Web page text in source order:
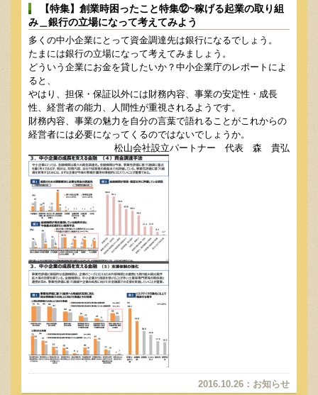
【特集】創業時困ったこと特集⑫~稼げる起業の取り組
み＿銀行の立場になって考えてみよう
多くの中小企業にとって資金調達先は銀行になるでしょう。
たまには銀行の立場になって考えてみましょう。
どういう企業にお金を貸したいか？中小企業庁のレポートによ
ると、
やはり、担保・保証以外には財務内容、事業の安定性・成長
性、経営者の能力、人間性が重視されるようです。
財務内容、事業の魅力を自分の言葉で語れることがこれからの
経営者には必要になってくるのではないでしょうか。
松山会社設立パートナー 代表 森 貴弘
2016.10.26 ： お知らせ